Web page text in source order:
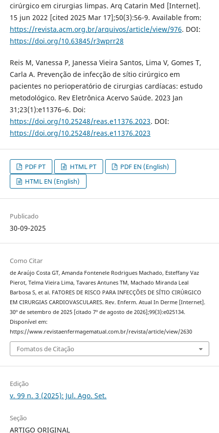
cirúrgico em cirurgias limpas. Arq Catarin Med [Internet].
15 jun 2022 [cited 2025 Mar 17];50(3):56-9. Available from:
https://revista.acm.org.br/arquivos/article/view/976. DOI:
https://doi.org/10.63845/r3wprr28
Reis M, Vanessa P, Janessa Vieira Santos, Lima V, Gomes T,
Carla A. Prevenção de infecção de sítio cirúrgico em
pacientes no perioperatório de cirurgias cardíacas: estudo
metodológico. Rev Eletrônica Acervo Saúde. 2023 Jan
31;23(1):e11376–6. Doi:
https://doi.org/10.25248/reas.e11376.2023. DOI:
https://doi.org/10.25248/reas.e11376.2023
PDF PT HTML PT
PDF EN (English)
HTML EN (English)
Publicado
30-09-2025
Como Citar
de Araújo Costa GT, Amanda Fontenele Rodrigues Machado, Esteffany Vaz
Pierot, Telma Vieira Lima, Tavares Antunes TM, Machado Miranda Leal
Barbosa S, et al. FATORES DE RISCO PARA INFECÇÕES DE SÍTIO CIRÚRGICO
EM CIRURGIAS CARDIOVASCULARES. Rev. Enferm. Atual In Derme [Internet].
30º de setembro de 2025 [citado 7º de agosto de 2026];99(3):e025134.
Disponível em:
https://www.revistaenfermagematual.com.br/revista/article/view/2630
Fomatos de Citação
Edição
v. 99 n. 3 (2025): Jul. Ago. Set.
Seção
ARTIGO ORIGINAL